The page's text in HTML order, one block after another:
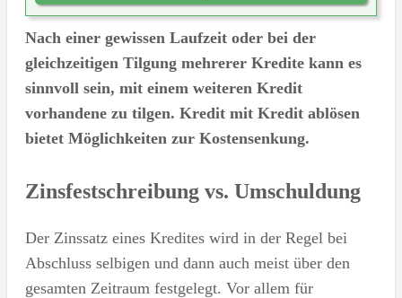
Nach einer gewissen Laufzeit oder bei der
gleichzeitigen Tilgung mehrerer Kredite kann es
sinnvoll sein, mit einem weiteren Kredit
vorhandene zu tilgen. Kredit mit Kredit ablösen
bietet Möglichkeiten zur Kostensenkung.
Zinsfestschreibung vs. Umschuldung
Der Zinssatz eines Kredites wird in der Regel bei
Abschluss selbigen und dann auch meist über den
gesamten Zeitraum festgelegt. Vor allem für